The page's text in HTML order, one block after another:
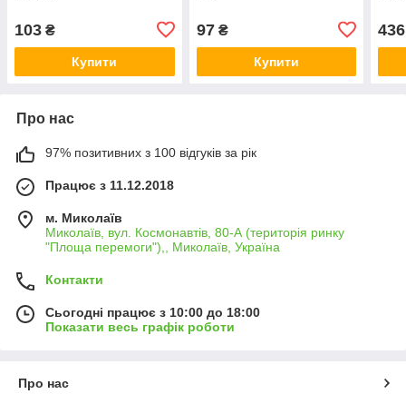
103 ₴
Купити
97₴
Купити
436
Про нас
97% позитивних з 100 відгуків за рік
Працює з 11.12.2018
м. Миколаїв
Миколаїв, вул. Космонавтів, 80-А (територія ринку
"Площа перемоги"),, Миколаїв, Україна
Контакти
Сьогодні працює з 10:00 до 18:00
Показати весь графік роботи
Про нас